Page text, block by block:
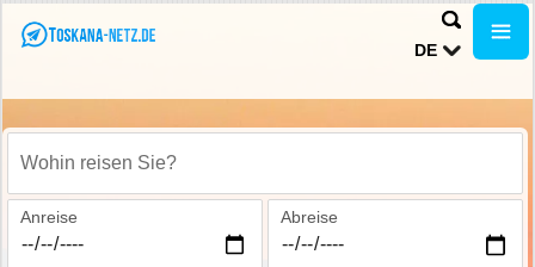
DE
Wohin reisen Sie?
Anreise Abreise